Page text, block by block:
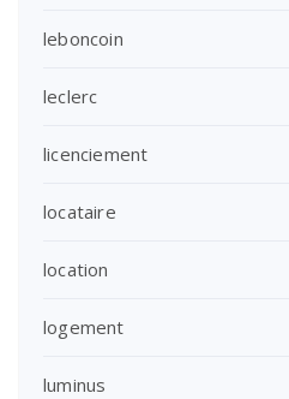
leboncoin
leclerc
licenciement
locataire
location
logement
luminus